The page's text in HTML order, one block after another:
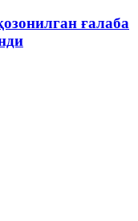
ғалаба